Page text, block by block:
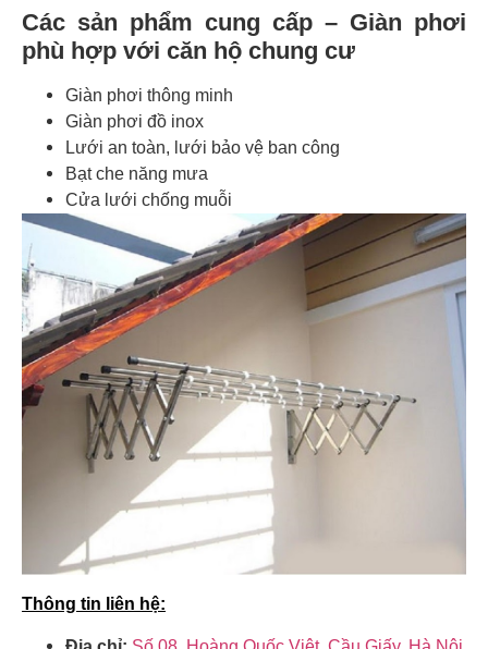
Các sản phẩm cung cấp – Giàn phơi
phù hợp với căn hộ chung cư
Giàn phơi thông minh
Giàn phơi đồ inox
Lưới an toàn, lưới bảo vệ ban công
Bạt che năng mưa
Cửa lưới chống muỗi
Thông tin liên hệ: